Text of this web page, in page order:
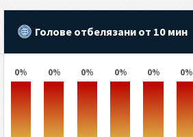
Голове отбелязани от 10 мин
0% 0% 0% 0% 0% 0%